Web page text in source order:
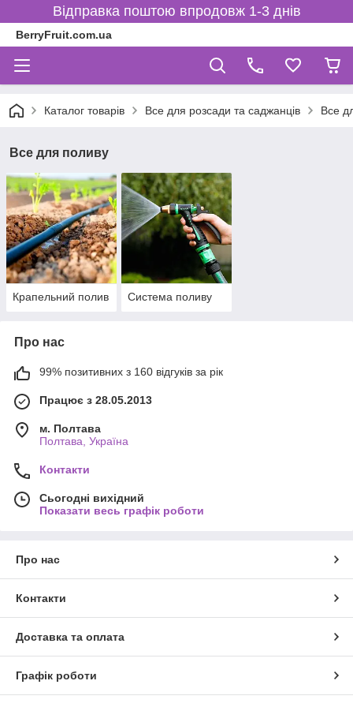
Відправка поштою впродовж 1-3 днів
BerryFruit.com.ua
Каталог товарів Все для розсади та саджанців Все
Все для поливу
Крапельний полив Система поливу
Про нас
99% позитивних з 160 відгуків за рік
Працює з 28.05.2013
м. Полтава
Полтава, Україна
Контакти
Сьогодні вихідний
Показати весь графік роботи
Про нас
Контакти
Доставка та оплата
Графік роботи